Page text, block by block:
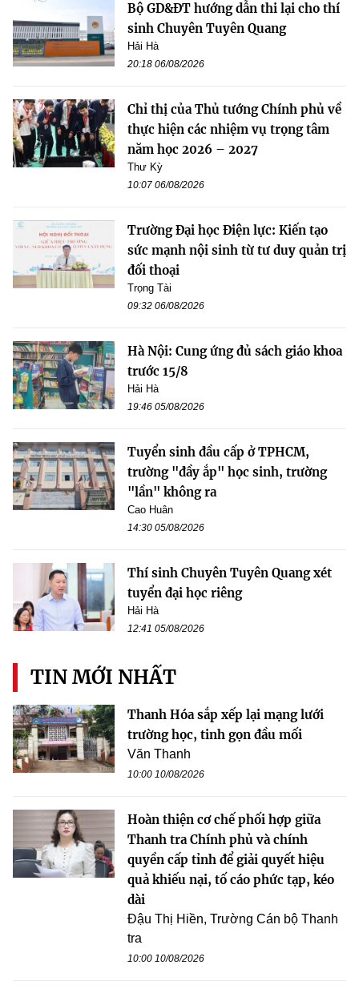
Bộ GD&ĐT hướng dẫn thi lại cho thí
sinh Chuyên Tuyên Quang
Hải Hà
20:18 06/08/2026
Chỉ thị của Thủ tướng Chính phủ về
thực hiện các nhiệm vụ trọng tâm
năm học 2026 – 2027
Thư Kỳ
10:07 06/08/2026
Trường Đại học Điện lực: Kiến tạo
sức mạnh nội sinh từ tư duy quản trị
đối thoại
Trọng Tài
09:32 06/08/2026
Hà Nội: Cung ứng đủ sách giáo khoa
trước 15/8
Hải Hà
19:46 05/08/2026
Tuyển sinh đầu cấp ở TPHCM,
trường "đầy ắp" học sinh, trường
"lần" không ra
Cao Huân
14:30 05/08/2026
Thí sinh Chuyên Tuyên Quang xét
tuyển đại học riêng
Hải Hà
12:41 05/08/2026
TIN MỚI NHẤT
Thanh Hóa sắp xếp lại mạng lưới
trường học, tinh gọn đầu mối
Văn Thanh
10:00 10/08/2026
Hoàn thiện cơ chế phối hợp giữa
Thanh tra Chính phủ và chính
quyền cấp tỉnh để giải quyết hiệu
quả khiếu nại, tố cáo phức tạp, kéo
dài
Đậu Thị Hiền, Trường Cán bộ Thanh
tra
10:00 10/08/2026